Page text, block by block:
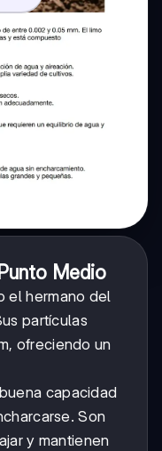
Medio
el hermano del
partículas
ofreciendo un
capacidad
Son
y mantienen